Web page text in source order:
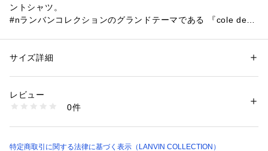
ントシャツ。
#nランバンコレクションのグランドテーマである 『cole de P
Model　H:186 C:92 W:75 H:90　着用サイズ：50
性別：メンズ
素材：表地: キュプラ55%, レーヨン45%
日本製
138764-HS001 （ショップ）
サイズ詳細
レビュー
0件
特定商取引に関する法律に基づく表示（LANVIN COLLECTION）